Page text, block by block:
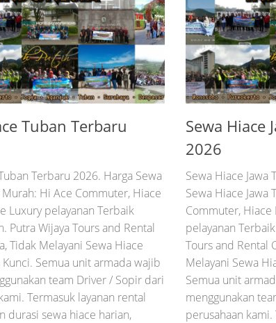
Tuban Terbaru
Terbaru 2026. Harga Sewa
Hi Ace Commuter, Hiace
Luxury pelayanan Terbaik
Putra Wijaya Tours and Rental
Tidak Melayani Sewa Hiace
Semua unit armada wajib
team Driver / Sopir dari
Termasuk layanan rental
durasi sewa hiace harian,
Sewa Hiace
2026
Sewa Hiace Jawa
Sewa Hiace Jawa
Commuter, Hiace
pelayanan
Tours and Rental
Melayani Sewa
Semua unit
menggunakan
perusahaan